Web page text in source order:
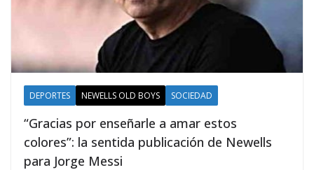
DEPORTES NEWELLS OLD BOYS SOCIEDAD
“Gracias por enseñarle a amar estos
colores”: la sentida publicación de Newells
para Jorge Messi